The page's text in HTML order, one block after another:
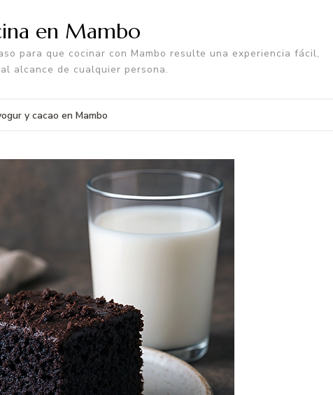
en Mambo
para que cocinar con Mambo resulte una experiencia fácil,
alcance de cualquier persona.
y cacao en Mambo